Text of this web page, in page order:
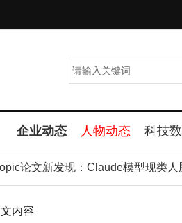
企业动态 人物动态 科技
论文新发现：Claude模型现类人脑“
内容